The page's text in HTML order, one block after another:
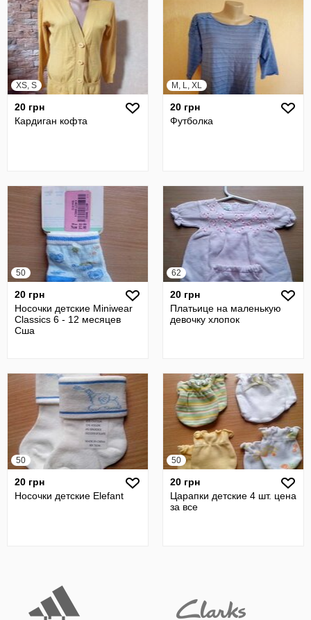
XS, S
20 грн
Кардиган кофта
M, L, XL
20 грн
Футболка
50
20 грн
Носочки детские Miniwear
Classics 6 - 12 месяцев
Сша
62
20 грн
Платьице на маленькую
девочку хлопок
50
20 грн
Носочки детские Elefant
50
20 грн
Царапки детские 4 шт. цена
за все